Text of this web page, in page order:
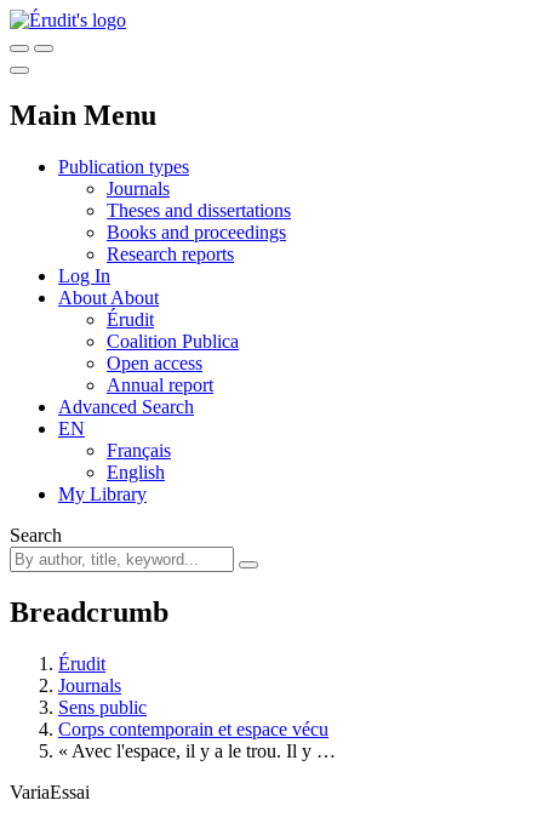
Main Menu
Publication types
Journals
Theses and dissertations
Books and proceedings
Research reports
Log In
About About
Érudit
Coalition Publica
Open access
Annual report
Advanced Search
EN
Français
English
My Library
Search
Breadcrumb
Érudit
Journals
Sens public
Corps contemporain et espace vécu
« Avec l'espace, il y a le trou. Il y …
VariaEssai